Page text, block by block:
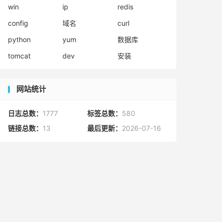
win ip
redis
config
域名
curl
python
yum
数据库
tomcat
dev 安装
网站统计
日志总数： 1777 标签总数： 580
链接总数： 13 最后更新： 2026-07-16